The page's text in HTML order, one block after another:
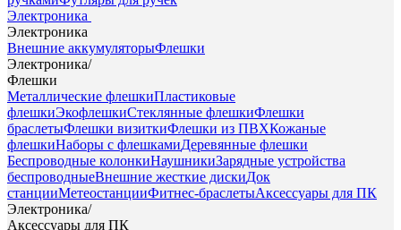
Электроника
Электроника
Внешние аккумуляторыФлешки
Электроника/
Флешки
Металлические флешкиПластиковые
флешкиЭкофлешкиСтеклянные флешкиФлешки
браслетыФлешки визиткиФлешки из ПВХКожаные
флешкиНаборы с флешкамиДеревянные флешки
Беспроводные колонкиНаушникиЗарядные устройства
беспроводныеВнешние жесткие дискиДок
станцииМетеостанцииФитнес-браслетыАксессуары для ПК
Электроника/
Аксессуары для ПК